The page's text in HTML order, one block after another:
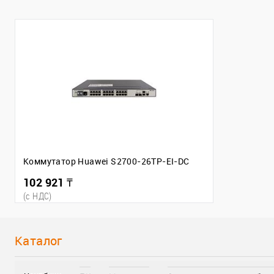
Коммутатор Huawei S2700-26TP-EI-DC
102 921 ₸
(c НДС)
Каталог